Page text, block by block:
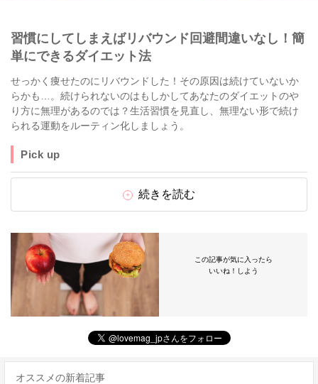
習慣にしてしまえばリバウンド回避間違いなし！簡
単にできるダイエット法
せっかく痩せたのにリバウンドした！その原因は続けていないか
らかも…。続けられないのはもしかしてあなたのダイエットのや
り方に無理があるのでは？生活習慣を見直し、無理ない形で続け
られる運動をルーティン化しましょう。
Pick up
続きを読む
この記事が気に入ったら
いいね！しよう
オススメの新着記事